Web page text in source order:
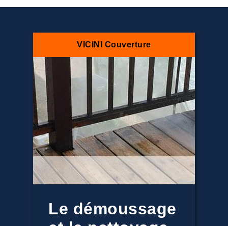
VICINI Couverture
Le démoussage